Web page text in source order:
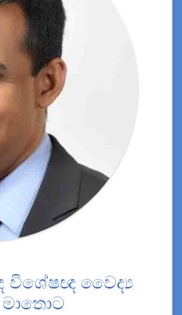
විශේෂඥ වෛද්‍ය
මාතොට